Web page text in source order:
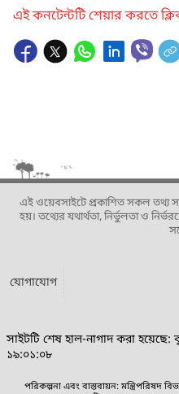
এই কনটেন্টটি শেয়ার করতে
এই ওয়েবসাইটে প্রকাশিত সকল তথ্য
হয়। তথ্যের যথার্থতা, নির্ভুলতা ও
যোগাযোগ
সাইটটি শেষ হাল-নাগাদ করা
১৯:০১:০৮
পরিকল্পনা এবং বাস্তবায়ন: মন্ত্রিপরিষদ